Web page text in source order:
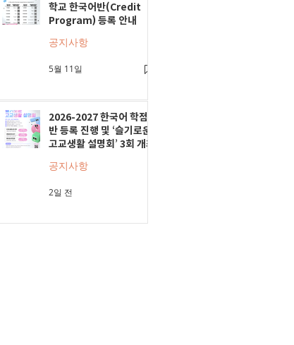
학교 한국어반(Credit
Program) 등록 안내
공지사항
5월 11일
2026-2027 한국어 학점
반 등록 진행 및 ‘슬기로운
고교생활 설명회’ 3회 개최
공지사항
2일 전